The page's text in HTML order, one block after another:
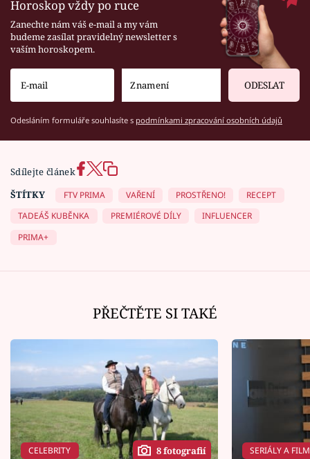
Horoskop vždy po ruce
Zanechte nám váš e-mail a my vám
budeme zasílat pravidelný newsletter s
vaším horoskopem.
ODESLAT
Odesláním formuláře souhlasíte s podmínkami zpracování osobních údajů
Sdílejte článek
ŠTÍTKY
FTV PRIMA VAŘENÍ PROSTŘENO!
RECEPT
TADEÁŠ KUBĚNKA
PREMIÉROVÉ DÍLY
INFLUENCER
PRIMA+
PŘEČTĚTE SI TAKÉ
CELEBRITY 8 fotografií SERIÁLY A